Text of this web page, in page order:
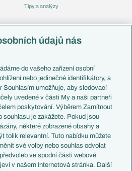
Tipy a analýzy
Česko
Francie
Itálie
Německo
Španělsko
Argentina
Brazílie
Přestupy
Zápasy
Livescore
údajů nás
do vašeho zařízení osobní
nebo jedinečné identifikátory, a
Souhlasím umožňuje, aby sledovací
uvedené v části My a naši partneři
poskytování. Výběrem Zamítnout
souhlasu je zakážete. Pokud jsou
některé zobrazené obsahy a
tolik relevantní. Tuto nabídku můžete
své volby nebo souhlas odvolat
ve spodní části webové
v našem Internetová stránka. Další